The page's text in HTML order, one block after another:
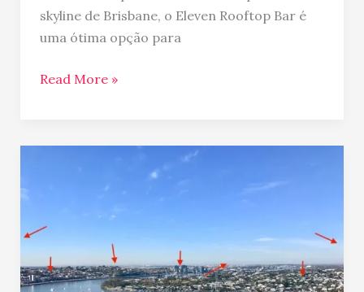
skyline de Brisbane, o Eleven Rooftop Bar é
uma ótima opção para
Read More »
imóvel
Australia